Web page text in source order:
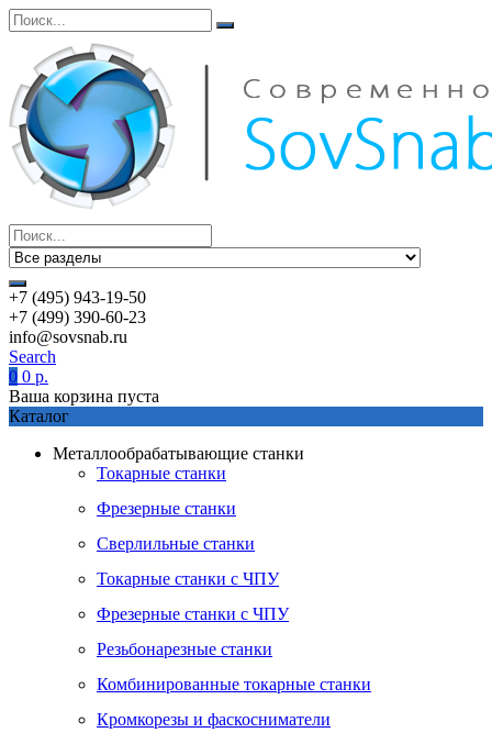
+7 (495) 943-19-50
+7 (499) 390-60-23
info@sovsnab.ru
Search
0 0 р.
Ваша корзина пуста
Каталог
Металлообрабатывающие станки
Токарные станки
Фрезерные станки
Сверлильные станки
Токарные станки с ЧПУ
Фрезерные станки с ЧПУ
Резьбонарезные станки
Комбинированные токарные станки
Кромкорезы и фаскосниматели